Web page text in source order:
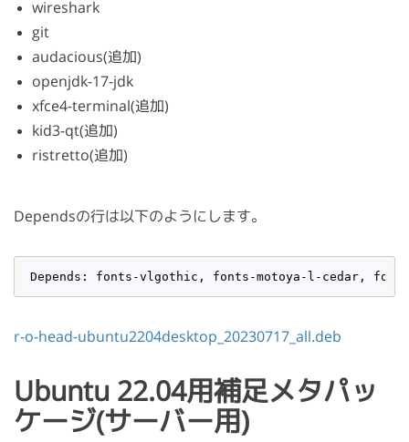
wireshark
git
audacious(追加)
openjdk-17-jdk
xfce4-terminal(追加)
kid3-qt(追加)
ristretto(追加)
Dependsの行は以下のようにします。
Depends: fonts-vlgothic, fonts-motoya -l -cedar,
r-o-head-ubuntu2204desktop_20230717_all.deb
Ubuntu 22.04用補足メタパッ
ケージ(サーバー用)